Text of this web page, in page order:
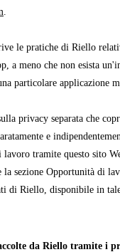
le pratiche di Riello
a meno che non esista
particolare applicazione
privacy separata che
e
tramite questo sito
sezione Opportunità di
di Riello, disponibile in
da Riello tramite i